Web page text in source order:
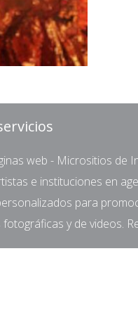
web - Micrositios de
e instituciones en
para
y de videos.